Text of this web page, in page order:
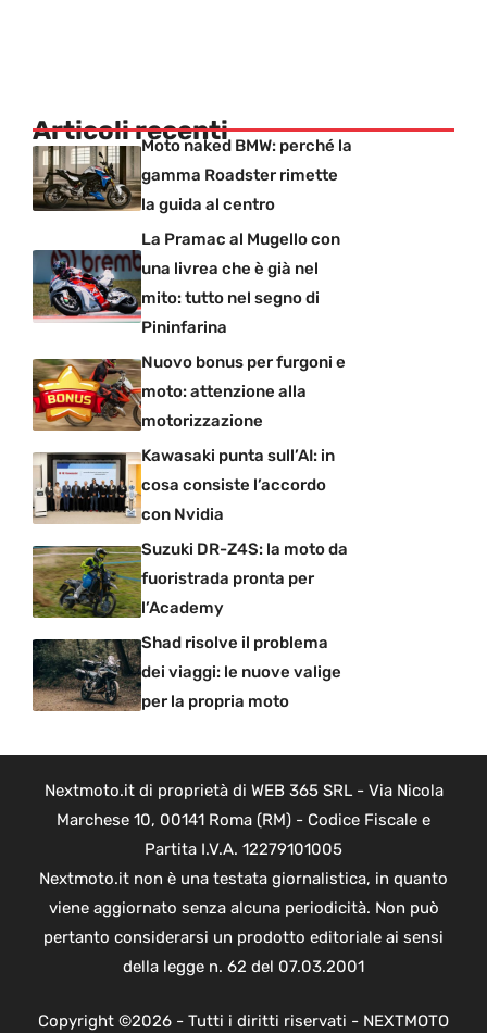
Articoli recentiMoto naked BMW: perché la
gamma Roadster rimette
la guida al centro
La Pramac al Mugello con
una livrea che è già nel
mito: tutto nel segno di
Pininfarina
Nuovo bonus per furgoni e
moto: attenzione alla
motorizzazione
Kawasaki punta sull’AI: in
cosa consiste l’accordo
con Nvidia
Suzuki DR-Z4S: la moto da
fuoristrada pronta per
l’Academy
Shad risolve il problema
dei viaggi: le nuove valige
per la propria moto
Nextmoto.it di proprietà di WEB 365 SRL - Via Nicola
Marchese 10, 00141 Roma (RM) - Codice Fiscale e
Partita I.V.A. 12279101005
Nextmoto.it non è una testata giornalistica, in quanto
viene aggiornato senza alcuna periodicità. Non può
pertanto considerarsi un prodotto editoriale ai sensi
della legge n. 62 del 07.03.2001
Copyright ©2026 - Tutti i diritti riservati - NEXTMOTO